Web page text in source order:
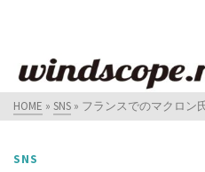
HOME » SNS » フランスでのマクロン
SNS